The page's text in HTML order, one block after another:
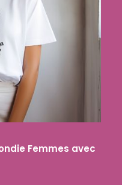
Femmes avec